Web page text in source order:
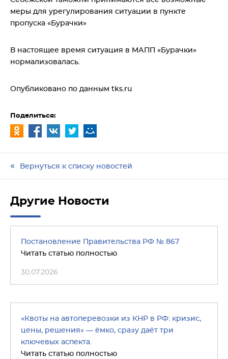
меры для урегулирования ситуации в пункте
пропуска «Бурачки»
В настоящее время ситуация в МАПП «Бурачки»
нормализовалась.
Опубликовано по данным tks.ru
Поделиться:
Вернуться к списку новостей
Другие Новости
Постановление Правительства РФ № 867
Читать статью полностью
30.07.2026
«Квоты на автоперевозки из КНР в РФ: кризис,
цены, решения» — ёмко, сразу даёт три
ключевых аспекта.
Читать статью полностью